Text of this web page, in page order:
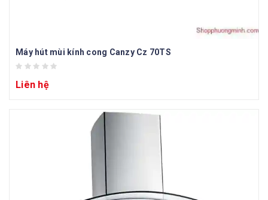
Máy hút mùi kính cong Canzy Cz 70TS
Liên hệ